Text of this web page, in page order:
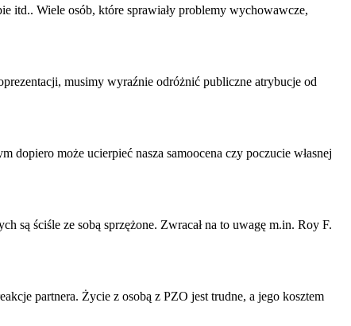
itd.. Wiele osób, które sprawiały problemy wychowawcze,
musimy wyraźnie odróżnić publiczne atrybucje od
dopiero może ucierpieć nasza samoocena czy poczucie własnej
są ściśle ze sobą sprzężone. Zwracał na to uwagę m.in. Roy F.
partnera. Życie z osobą z PZO jest trudne, a jego kosztem